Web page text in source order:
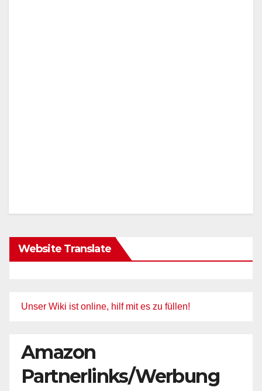
Website Translate
Unser Wiki ist online, hilf mit es zu füllen!
Amazon
Partnerlinks/Werbung